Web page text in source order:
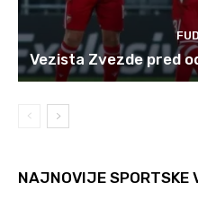
Vezista Zvezde pred
NAJNOVIJE SPORTSKE